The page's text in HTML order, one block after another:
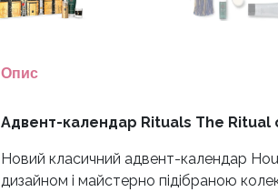
Опис
Адвент-календар Rituals The
Новий класичний адвент-календар
дизайном і майстерно підібраною